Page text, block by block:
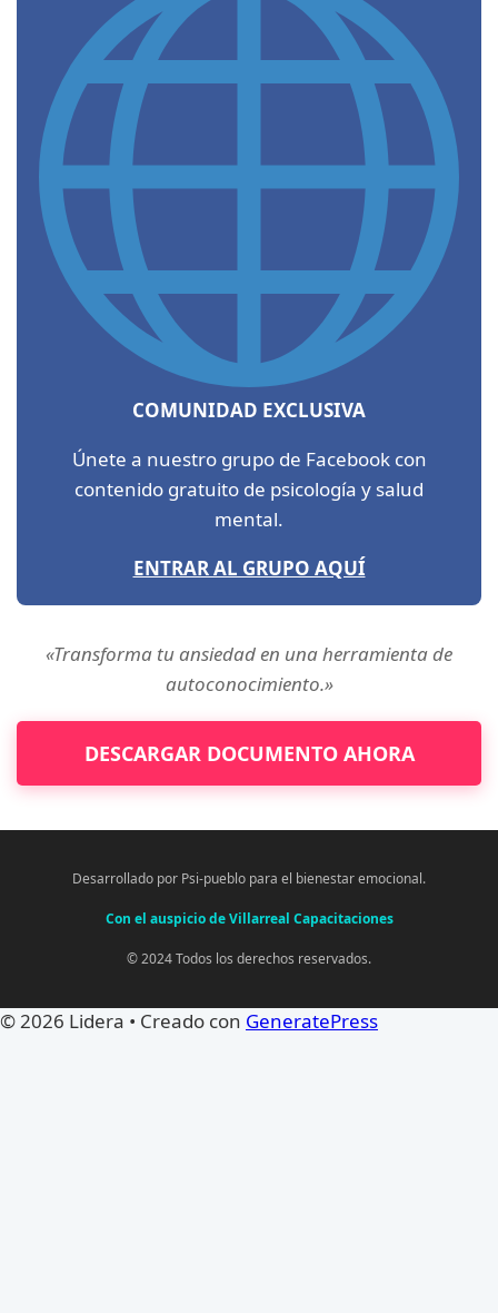
COMUNIDAD EXCLUSIVA
Únete a nuestro grupo de Facebook con
contenido gratuito de psicología y salud
mental.
ENTRAR AL GRUPO AQUÍ
«Transforma tu ansiedad en una herramienta de
autoconocimiento.»
DESCARGAR DOCUMENTO AHORA
Desarrollado por Psi-pueblo para el bienestar emocional.
Con el auspicio de Villarreal Capacitaciones
© 2024 Todos los derechos reservados.
© 2026 Lidera • Creado con GeneratePress